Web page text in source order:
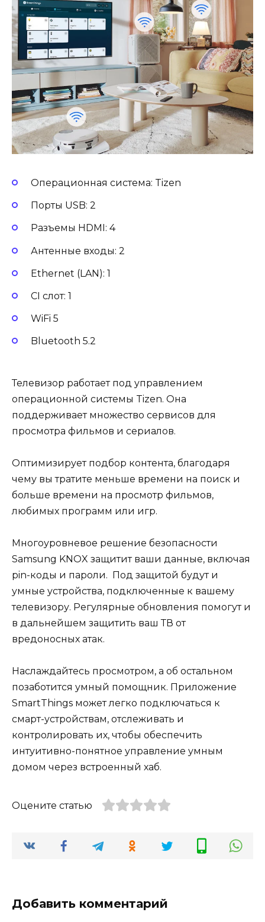
Операционная система: Tizen
Порты USB: 2
Разъемы HDMI: 4
Антенные входы: 2
Ethernet (LAN): 1
CI слот: 1
WiFi 5
Bluetooth 5.2
Телевизор работает под управлением
операционной системы Tizen. Она
поддерживает множество сервисов для
просмотра фильмов и сериалов.
Оптимизирует подбор контента, благодаря
чему вы тратите меньше времени на поиск и
больше времени на просмотр фильмов,
любимых программ или игр.
Многоуровневое решение безопасности
Samsung KNOX защитит ваши данные, включая
pin-коды и пароли. Под защитой будут и
умные устройства, подключенные к вашему
телевизору. Регулярные обновления помогут и
в дальнейшем защитить ваш ТВ от
вредоносных атак.
Наслаждайтесь просмотром, а об остальном
позаботится умный помощник. Приложение
SmartThings может легко подключаться к
смарт-устройствам, отслеживать и
контролировать их, чтобы обеспечить
интуитивно-понятное управление умным
домом через встроенный хаб.
Оцените статью
Добавить комментарий